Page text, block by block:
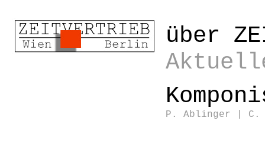
über
P. Ablinger C.